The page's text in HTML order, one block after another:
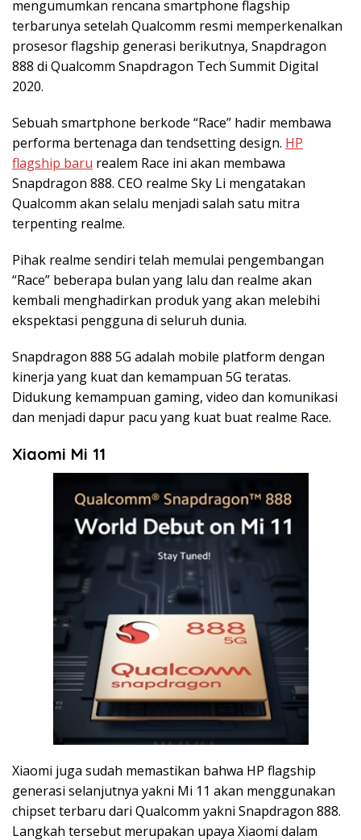
mengumumkan rencana smartphone flagship
terbarunya setelah Qualcomm resmi memperkenalkan
prosesor flagship generasi berikutnya, Snapdragon
888 di Qualcomm Snapdragon Tech Summit Digital
2020.
Sebuah smartphone berkode “Race” hadir membawa
performa bertenaga dan tendsetting design. HP
flagship baru realem Race ini akan membawa
Snapdragon 888. CEO realme Sky Li mengatakan
Qualcomm akan selalu menjadi salah satu mitra
terpenting realme.
Pihak realme sendiri telah memulai pengembangan
“Race” beberapa bulan yang lalu dan realme akan
kembali menghadirkan produk yang akan melebihi
ekspektasi pengguna di seluruh dunia.
Snapdragon 888 5G adalah mobile platform dengan
kinerja yang kuat dan kemampuan 5G teratas.
Didukung kemampuan gaming, video dan komunikasi
dan menjadi dapur pacu yang kuat buat realme Race.
Xiaomi Mi 11
Xiaomi juga sudah memastikan bahwa HP flagship
generasi selanjutnya yakni Mi 11 akan menggunakan
chipset terbaru dari Qualcomm yakni Snapdragon 888.
Langkah tersebut merupakan upaya Xiaomi dalam